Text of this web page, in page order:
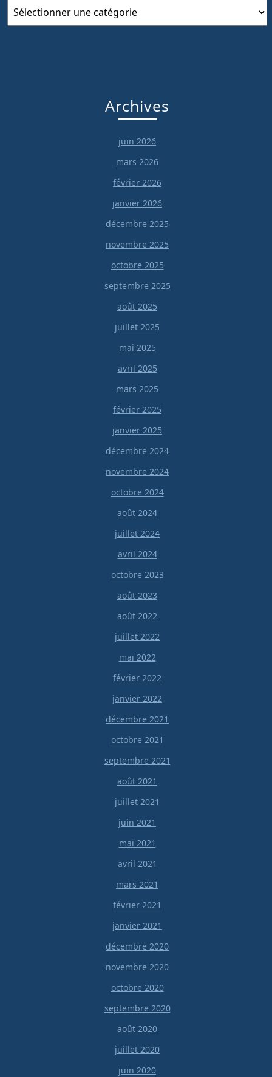
Catégories
Archives
juin 2026
mars 2026
février 2026
janvier 2026
décembre 2025
novembre 2025
octobre 2025
septembre 2025
août 2025
juillet 2025
mai 2025
avril 2025
mars 2025
février 2025
janvier 2025
décembre 2024
novembre 2024
octobre 2024
août 2024
juillet 2024
avril 2024
octobre 2023
août 2023
août 2022
juillet 2022
mai 2022
février 2022
janvier 2022
décembre 2021
octobre 2021
septembre 2021
août 2021
juillet 2021
juin 2021
mai 2021
avril 2021
mars 2021
février 2021
janvier 2021
décembre 2020
novembre 2020
octobre 2020
septembre 2020
août 2020
juillet 2020
juin 2020